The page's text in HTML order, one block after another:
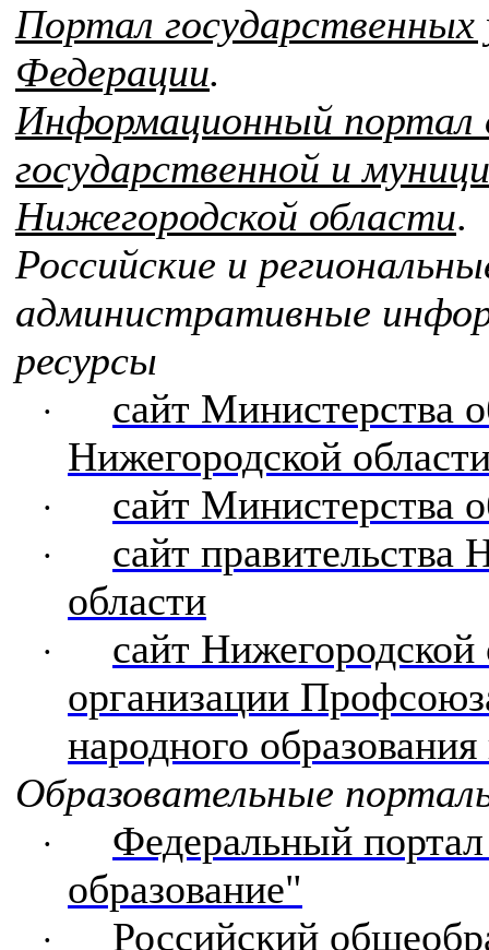
Портал государственных
Федерации.
Информационный портал
государственной и
Нижегородской области.
Российские и
административные
ресурсы
·
сайт Министерства
Нижегородской
· сайт Министерства
·
сайт правительства
области
·
сайт Нижегородской
организации
народного
Образовательные
·
Федеральный
образование"
·
Российский